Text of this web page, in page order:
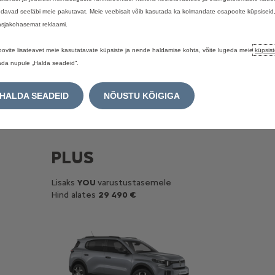
3
PLUS
LisaksYOUvarustustasemele
Hind alates 29 490 €
seeläbi meie pakutavat. Meie veebisait võib kasutada ka kolmandate osapoolte
reklaami.
lisateavet meie kasutatavate küpsiste ja nende haldamise kohta, võite lugeda meie
nupule „Halda seadeid“.
HALDA SEADEID NÕUSTU KÕIGIGA